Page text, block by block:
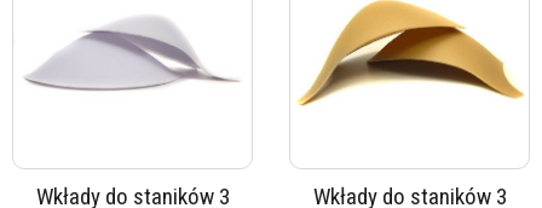
Wkłady do staników 3 Wkłady do staników 3